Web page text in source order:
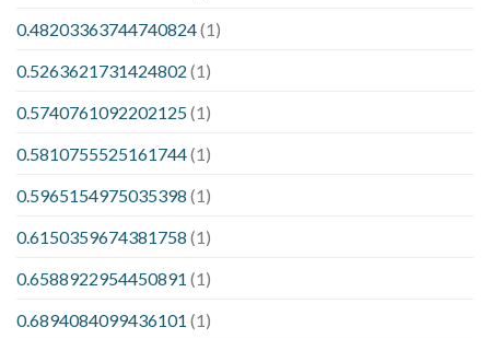
0.48203363744740824(1)
0.5263621731424802 (1)
0.5740761092202125(1)
0.5810755525161744(1)
0.5965154975035398 (1)
0.6150359674381758 (1)
0.6588922954450891 (1)
0.6894084099436101 (1)